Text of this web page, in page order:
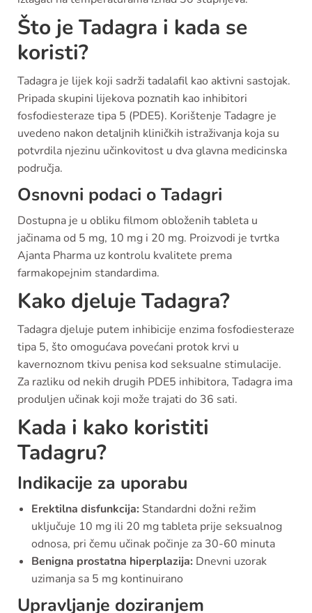
Što je Tadagra i kada se
koristi?
Tadagra je lijek koji sadrži tadalafil kao aktivni sastojak.
Pripada skupini lijekova poznatih kao inhibitori
fosfodiesteraze tipa 5 (PDE5). Korištenje Tadagre je
uvedeno nakon detaljnih kliničkih istraživanja koja su
potvrdila njezinu učinkovitost u dva glavna medicinska
područja.
Osnovni podaci o Tadagri
Dostupna je u obliku filmom obloženih tableta u
jačinama od 5 mg, 10 mg i 20 mg. Proizvodi je tvrtka
Ajanta Pharma uz kontrolu kvalitete prema
farmakopejnim standardima.
Kako djeluje Tadagra?
Tadagra djeluje putem inhibicije enzima fosfodiesteraze
tipa 5, što omogućava povećani protok krvi u
kavernoznom tkivu penisa kod seksualne stimulacije.
Za razliku od nekih drugih PDE5 inhibitora, Tadagra ima
produljen učinak koji može trajati do 36 sati.
Kada i kako koristiti
Tadagru?
Indikacije za uporabu
Erektilna disfunkcija: Standardni dožni režim
uključuje 10 mg ili 20 mg tableta prije seksualnog
odnosa, pri čemu učinak počinje za 30-60 minuta
Benigna prostatna hiperplazija: Dnevni uzorak
uzimanja sa 5 mg kontinuirano
Upravljanje doziranjem